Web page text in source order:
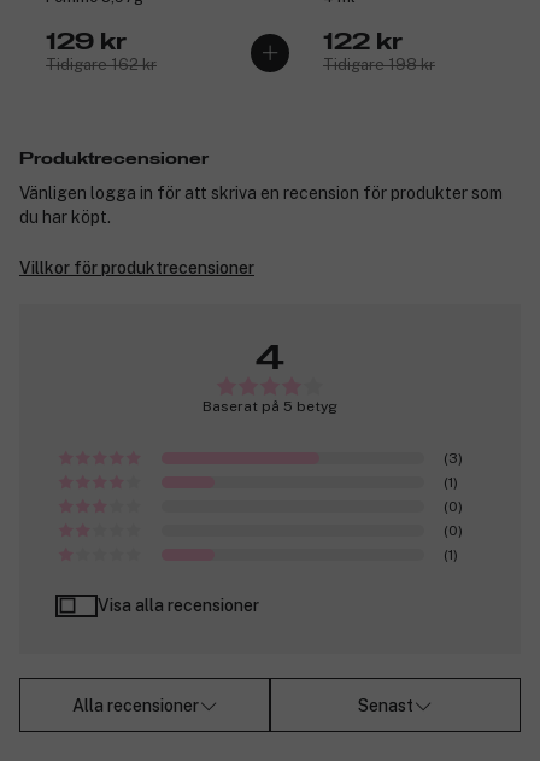
129 kr
Tidigare 162 kr
122 kr
Tidigare 198 kr
Produktrecensioner
Vänligen logga in för att skriva en recension för produkter som
du har köpt.
Villkor för produktrecensioner
4
Baserat på 5 betyg
(3)
(1)
(0)
(0)
(1)
Visa alla recensioner
Alla recensioner Senast